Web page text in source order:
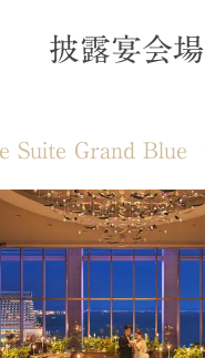
披露宴会場
Suite Grand Blue